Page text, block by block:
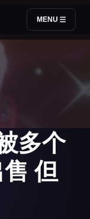
MENU
多个
但